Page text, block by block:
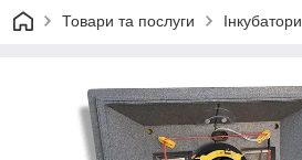
Товари та послуги Інкубатори